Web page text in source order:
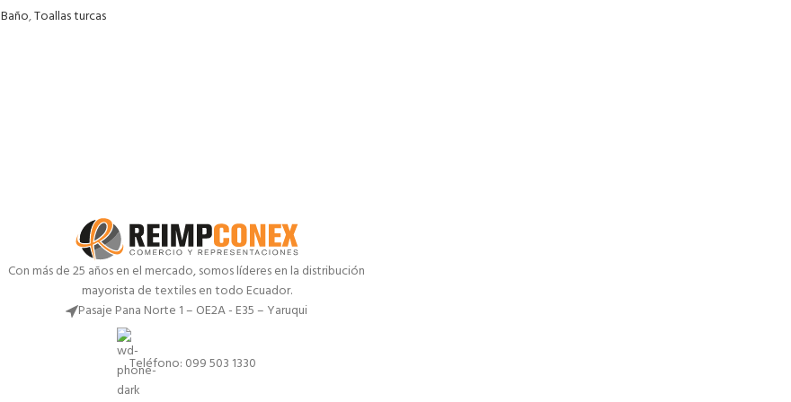
Baño,Toallas turcas
Con más de 25 años en el mercado, somos líderes en la distribución
mayorista de textiles en todo Ecuador.
Pasaje Pana Norte 1 – OE2A - E35 – Yaruqui
Teléfono: 099 503 1330